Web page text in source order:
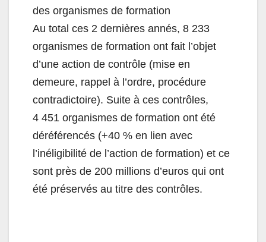
des organismes de formation
Au total ces 2 dernières annés, 8 233
organismes de formation ont fait l’objet
d’une action de contrôle (mise en
demeure, rappel à l’ordre, procédure
contradictoire). Suite à ces contrôles,
4 451 organismes de formation ont été
déréférencés (+40 % en lien avec
l’inéligibilité de l’action de formation) et ce
sont près de 200 millions d’euros qui ont
été préservés au titre des contrôles.